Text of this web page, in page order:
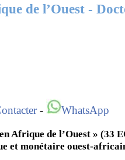
de l’Ouest -
- WhatsApp
Afrique de l’Ouest » (33
et monétaire ouest-